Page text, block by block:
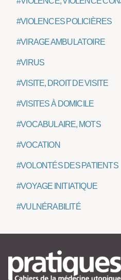
#VIOLENCES POLICIÈRES
#VIRAGE AMBULATOIRE
#VIRUS
#VISITE, DROIT DE VISITE
#VISITES À DOMICILE
#VOCABULAIRE, MOTS
#VOCATION
#VOLONTÉS DES PATIENTS
#VOYAGE INITIATIQUE
#VULNÉRABILITÉ